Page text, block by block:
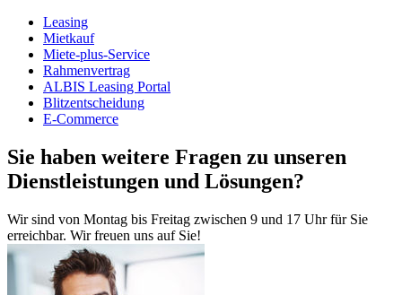
Leasing
Mietkauf
Miete-plus-Service
Rahmenvertrag
ALBIS Leasing Portal
Blitzentscheidung
E-Commerce
Sie haben weitere Fragen zu unseren
Dienstleistungen und Lösungen?
Wir sind von Montag bis Freitag zwischen 9 und 17 Uhr für Sie
erreichbar. Wir freuen uns auf Sie!